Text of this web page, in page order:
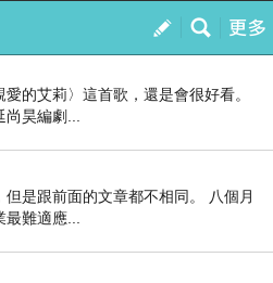
我的
訂閱
的艾莉〉這首歌，還是會很好看。
昊編劇...
是跟前面的文章都不相同。 八個月
難適應...